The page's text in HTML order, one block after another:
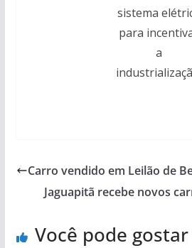
sistema
para
a
Carro vendido em Leilão de
Jaguapitã recebe novos
Você pode